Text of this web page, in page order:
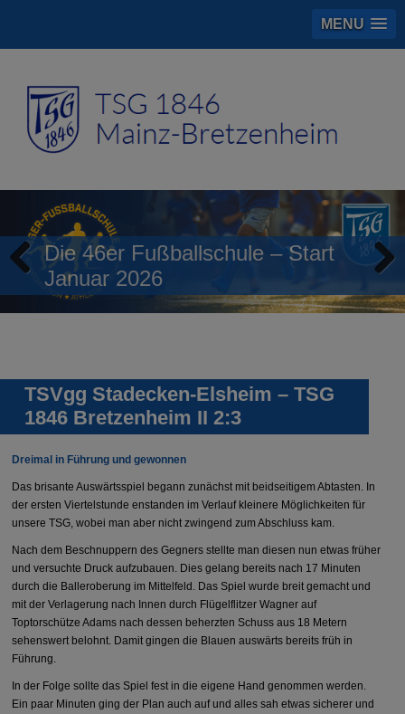
MENU
Die 46er Fußballschule – Start
Januar 2026
Previous
TSVgg Stadecken-Elsheim – TSG
1846 Bretzenheim II 2:3
Dreimal in Führung und gewonnen
Das brisante Auswärtsspiel begann zunächst mit beidseitigem Abtasten. In
der ersten Viertelstunde enstanden im Verlauf kleinere Möglichkeiten für
unsere TSG, wobei man aber nicht zwingend zum Abschluss kam.
Nach dem Beschnuppern des Gegners stellte man diesen nun etwas früher
und versuchte Druck aufzubauen. Dies gelang bereits nach 17 Minuten
durch die Balleroberung im Mittelfeld. Das Spiel wurde breit gemacht und
mit der Verlagerung nach Innen durch Flügelflitzer Wagner auf
Toptorschütze Adams nach dessen beherzten Schuss aus 18 Metern
sehenswert belohnt. Damit gingen die Blauen auswärts bereits früh in
Führung.
In der Folge sollte das Spiel fest in die eigene Hand genommen werden.
Ein paar Minuten ging der Plan auch auf und alles sah etwas sicherer und